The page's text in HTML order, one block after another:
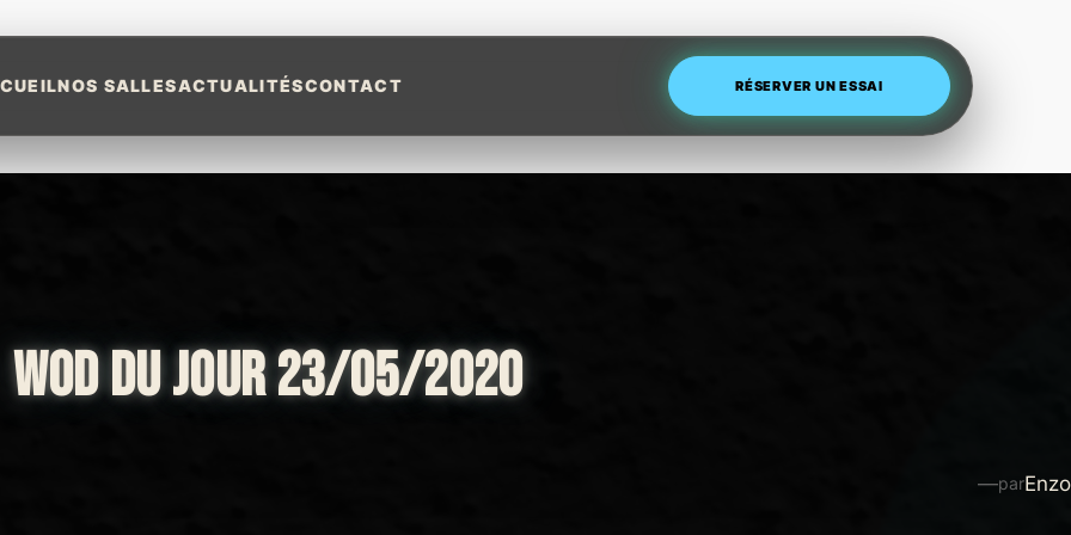
NOS SALLESACTUALITÉSCONTACT RÉSERVER UN ESSAI
WOD DU JOUR 23/05/2020
—parEnzo